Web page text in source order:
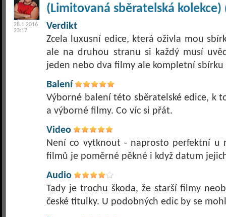
28.1.2016
23:17
(Limitovaná sběratelská kolekce)
Verdikt
Zcela luxusní edice, která oživla mou
ale na druhou stranu si každý musí
jeden nebo dva filmy ale kompletní
Balení
Výborné balení této sběratelské edice, k
a výborné filmy. Co víc si přát.
Video
Není co vytknout - naprosto perfektní u
filmů je poměrné pěkné i když datum
Audio
Tady je trochu škoda, že starší filmy
české titulky. U podobných edic by se